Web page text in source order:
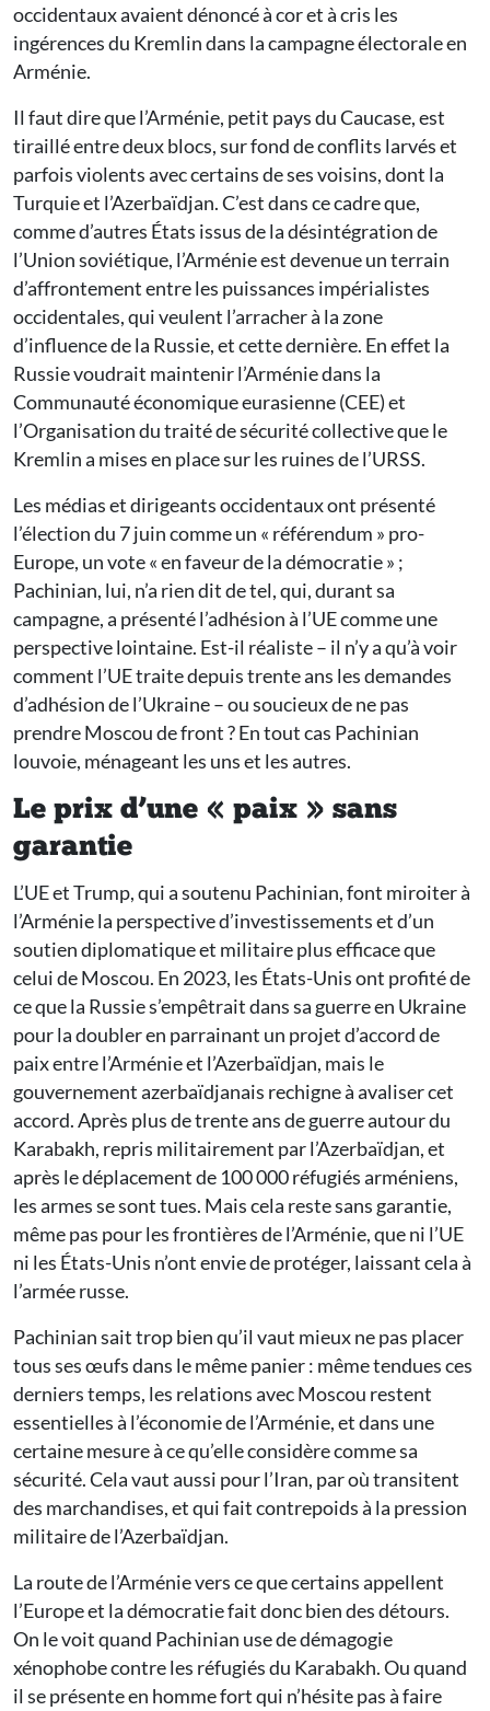
occidentaux avaient dénoncé à cor et à cris les
ingérences du Kremlin dans la campagne électorale en
Arménie.
Il faut dire que l’Arménie, petit pays du Caucase, est
tiraillé entre deux blocs, sur fond de conflits larvés et
parfois violents avec certains de ses voisins, dont la
Turquie et l’Azerbaïdjan. C’est dans ce cadre que,
comme d’autres États issus de la désintégration de
l’Union soviétique, l’Arménie est devenue un terrain
d’affrontement entre les puissances impérialistes
occidentales, qui veulent l’arracher à la zone
d’influence de la Russie, et cette dernière. En effet la
Russie voudrait maintenir l’Arménie dans la
Communauté économique eurasienne (CEE) et
l’Organisation du traité de sécurité collective que le
Kremlin a mises en place sur les ruines de l’URSS.
Les médias et dirigeants occidentaux ont présenté
l’élection du 7 juin comme un « référendum » pro-
Europe, un vote « en faveur de la démocratie » ;
Pachinian, lui, n’a rien dit de tel, qui, durant sa
campagne, a présenté l’adhésion à l’UE comme une
perspective lointaine. Est-il réaliste – il n’y a qu’à voir
comment l’UE traite depuis trente ans les demandes
d’adhésion de l’Ukraine – ou soucieux de ne pas
prendre Moscou de front ? En tout cas Pachinian
louvoie, ménageant les uns et les autres.
Le prix d’une « paix » sans
garantie
L’UE et Trump, qui a soutenu Pachinian, font miroiter à
l’Arménie la perspective d’investissements et d’un
soutien diplomatique et militaire plus efficace que
celui de Moscou. En 2023, les États-Unis ont profité de
ce que la Russie s’empêtrait dans sa guerre en Ukraine
pour la doubler en parrainant un projet d’accord de
paix entre l’Arménie et l’Azerbaïdjan, mais le
gouvernement azerbaïdjanais rechigne à avaliser cet
accord. Après plus de trente ans de guerre autour du
Karabakh, repris militairement par l’Azerbaïdjan, et
après le déplacement de 100 000 réfugiés arméniens,
les armes se sont tues. Mais cela reste sans garantie,
même pas pour les frontières de l’Arménie, que ni l’UE
ni les États-Unis n’ont envie de protéger, laissant cela à
l’armée russe.
Pachinian sait trop bien qu’il vaut mieux ne pas placer
tous ses œufs dans le même panier : même tendues ces
derniers temps, les relations avec Moscou restent
essentielles à l’économie de l’Arménie, et dans une
certaine mesure à ce qu’elle considère comme sa
sécurité. Cela vaut aussi pour l’Iran, par où transitent
des marchandises, et qui fait contrepoids à la pression
militaire de l’Azerbaïdjan.
La route de l’Arménie vers ce que certains appellent
l’Europe et la démocratie fait donc bien des détours.
On le voit quand Pachinian use de démagogie
xénophobe contre les réfugiés du Karabakh. Ou quand
il se présente en homme fort qui n’hésite pas à faire